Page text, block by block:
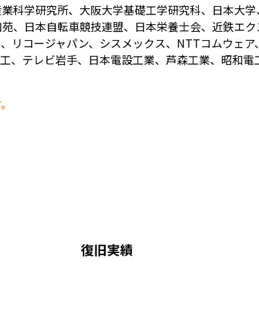
学研究所、大阪大学基礎工学研究科、日本大
、日本自転車競技連盟、日本栄養士会、近鉄エ
リコージャパン、シスメックス、NTTコムウェ
、テレビ岩手、日本電設工業、芦森工業、昭和
復旧実績